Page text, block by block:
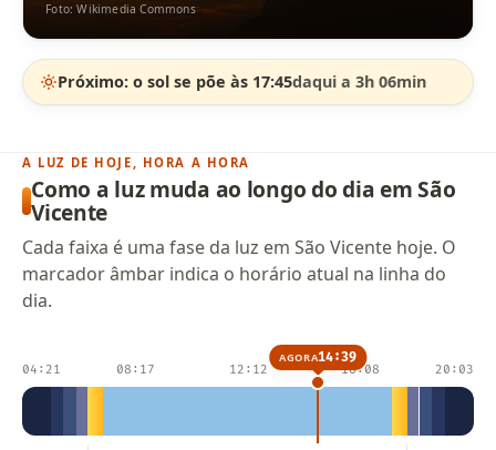
Foto: Wikimedia Commons
Próximo: o sol se põe às 17:45daqui a 3h 06min
A LUZ DE HOJE, HORA A HORA
Como a luz muda ao longo do dia em São
Vicente
Cada faixa é uma fase da luz em São Vicente hoje. O
marcador âmbar indica o horário atual na linha do
dia.
04:21 08:17 12:12 16:08 20:03
AGORA14:39